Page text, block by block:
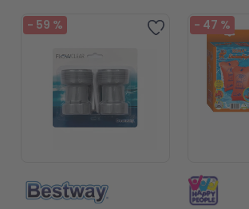
Minifiguren
NINJAGO®
Speed Champions
Star Wars™
Sports Action
Wiltopia
Aktion
Zur
- 59 %
Beliebt - 47 %